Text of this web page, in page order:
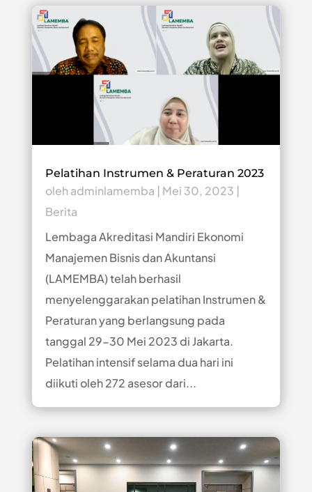
Pelatihan Instrumen & Peraturan 2023
oleh adminlamemba | Mei 30, 2023 |
Berita
Lembaga Akreditasi Mandiri Ekonomi
Manajemen Bisnis dan Akuntansi
(LAMEMBA) telah berhasil
menyelenggarakan pelatihan Instrumen &
Peraturan yang berlangsung pada
tanggal 29-30 Mei 2023 di Jakarta.
Pelatihan intensif selama dua hari ini
diikuti oleh 272 asesor dari...